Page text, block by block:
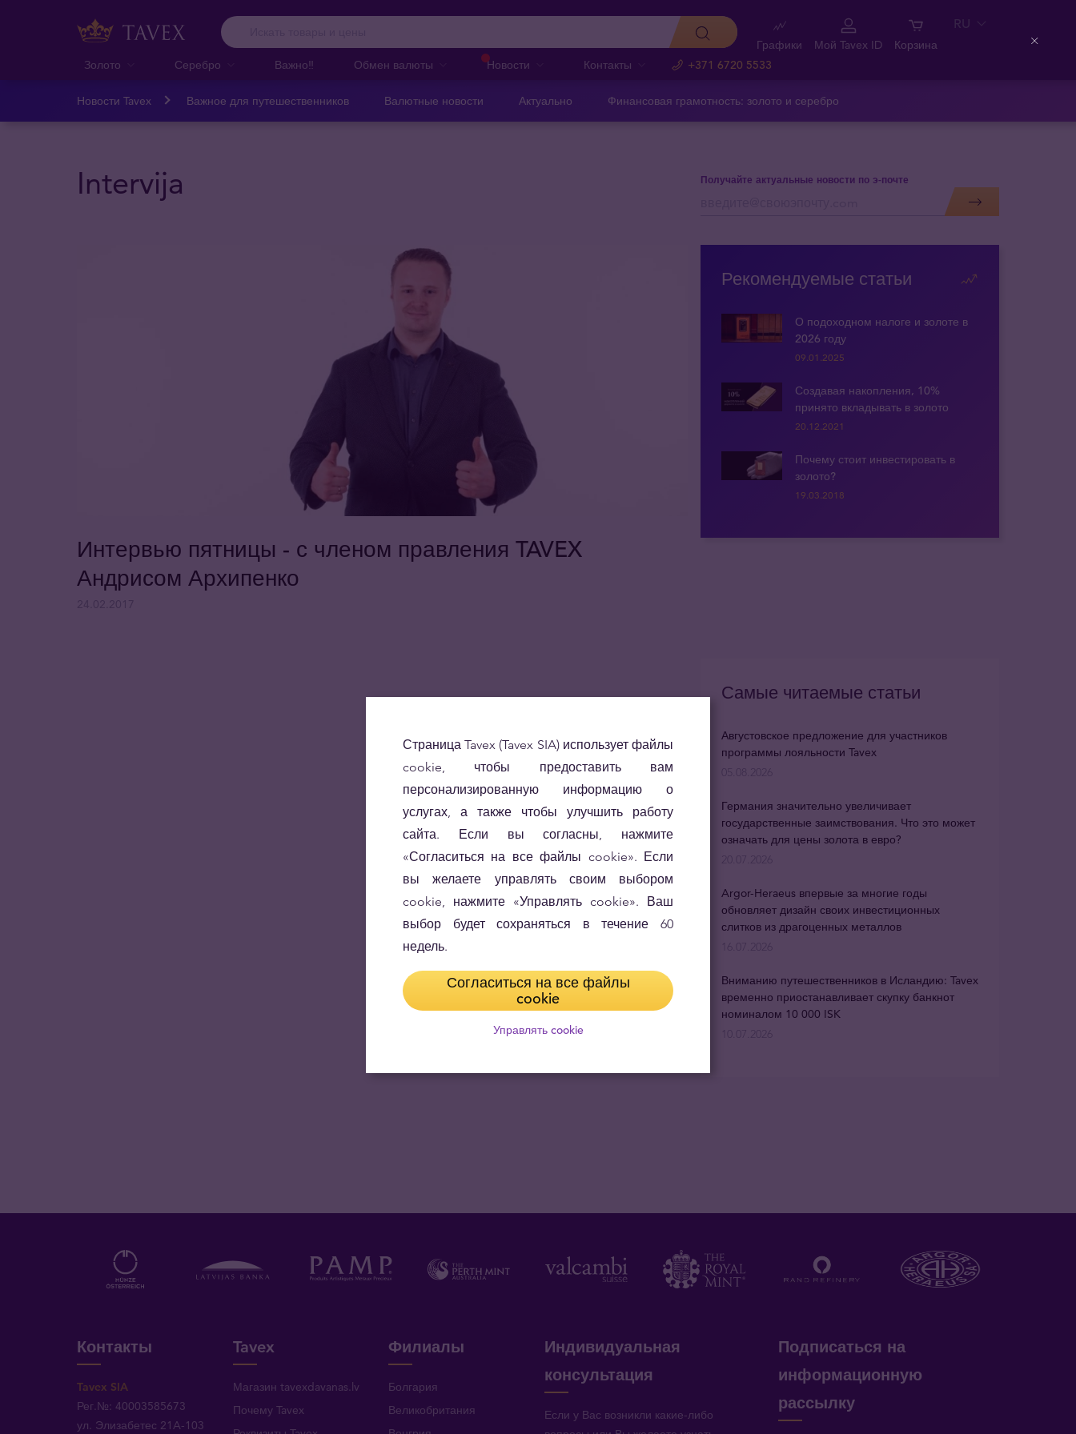
Золото Серебро Важно‼️ Обмен валюты Новости Контакты +371 6720 5533
Графики Мой Tavex ID Корзина
RU
Новости Tavex Важное для путешественников Валютные новости Актуально Финансовая грамотность: золото и серебро
Intervija Получайте актуальные новости по э-почте
Интервью пятницы - с членом правления TAVEX
Андрисом Архипенко
Рекомендуемые статьи
О подоходном налоге и золоте в
2026 году
09.01.2025
Создавая накопления, 10%
принято вкладывать в золото
20.12.2021
Почему стоит инвестировать в
золото?
19.03.2018
Самые читаемые статьи
Августовское предложение для участников
программы лояльности Tavex
Германия значительно увеличивает
государственные заимствования. Что это может
означать для цены золота в евро?
20.07.2026
Argor-Heraeus впервые за многие годы
обновляет дизайн своих инвестиционных
слитков из драгоценных металлов
16.07.2026
Вниманию путешественников в Исландию: Tavex
временно приостанавливает скупку банкнот
номиналом 10 000 ISK
10.07.2026
Контакты
Tavex SIA
Рег.№: 40003585673
ул. Элизабетес 21A-103
Tavex
Магазин tavexdavanas.lv
Почему Tavex
Филиалы
Болгария
Великобритания
Индивидуальная
консультация
Если у Вас возникли какие-либо
Подписаться на
информационную
рассылку
Страница Tavex (Tavex SIA) использует файлы
cookie, чтобы предоставить вам
персонализированную информацию о
услугах, а также чтобы улучшить работу
сайта. Если вы согласны, нажмите
«Согласиться на все файлы cookie». Если
вы желаете управлять своим выбором
cookie, нажмите «Управлять cookie». Ваш
выбор будет сохраняться в течение 60
недель.
Согласиться на все файлы
cookie
Управлять cookie
Close